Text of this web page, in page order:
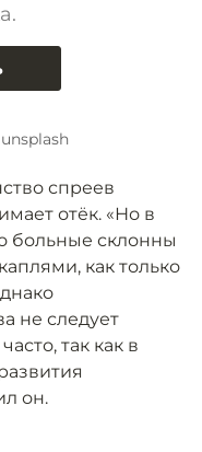
спреев
отёк. «Но в
больные склонны
как только
не следует
так как в
он.